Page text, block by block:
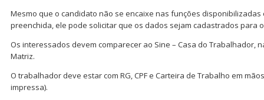
Mesmo que o candidato não se encaixe nas funções disponibilizadas
preenchida, ele pode solicitar que os dados sejam cadastrados para
Os interessados devem comparecer ao Sine – Casa do Trabalhador,
Matriz.
O trabalhador deve estar com RG, CPF e Carteira de Trabalho em
impressa).